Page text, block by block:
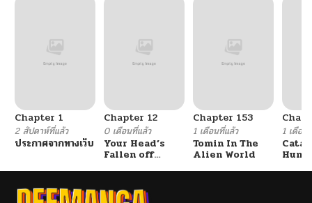
Chapter 1
2 สัปดาห์ที่แล้ว
ประกาศจากทางเว็บ
Chapter 12
0 เดือนที่แล้ว
Your Head’s
Fallen off
Chapter 153
1 เดือนที่แล้ว
Tomin In The
Alien World
1 เดือน